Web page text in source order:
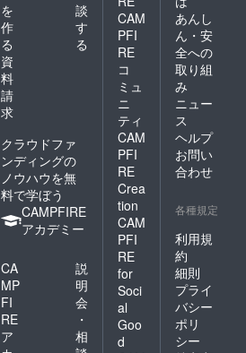
を
作
る
談
す
る
資
料
請
求
クラウドファ
ンディングの
ノウハウを無
料で学ぼう
CAMPFIRE
アカデミー
CA
MP
FI
RE
ア
説
明
会
・
相
CAM
PFI
RE
コ
ミュ
ニ
ティ
CAM
PFI
RE
Crea
tion
CAM
PFI
RE
for
Soci
al
Goo
d
あんし
ん・安
全への
取り組
み
ニュー
ス
ヘルプ
お問い
合わせ
各種規定
利用規
約
細則
プライ
バシー
ポリ
シー